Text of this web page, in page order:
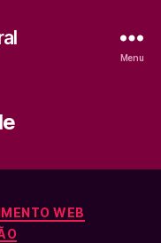
Menu
WEB